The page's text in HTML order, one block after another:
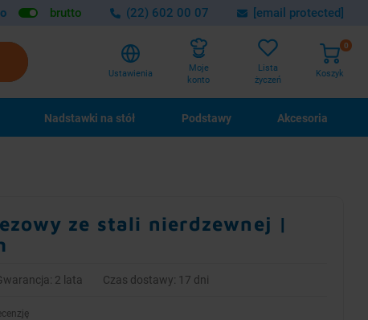
brutto (22) 602 00 07 [email protected]
Ustawienia
Moje
konto
Lista
życzeń
Koszyk
0
Nadstawki na stół Podstawy Akcesoria
ze stali nierdzewnej |
2 lata Czas dostawy: 17 dni